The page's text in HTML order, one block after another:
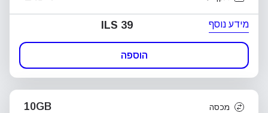
מידע נוסף ILS 39
הוספה
מכסה 10GB